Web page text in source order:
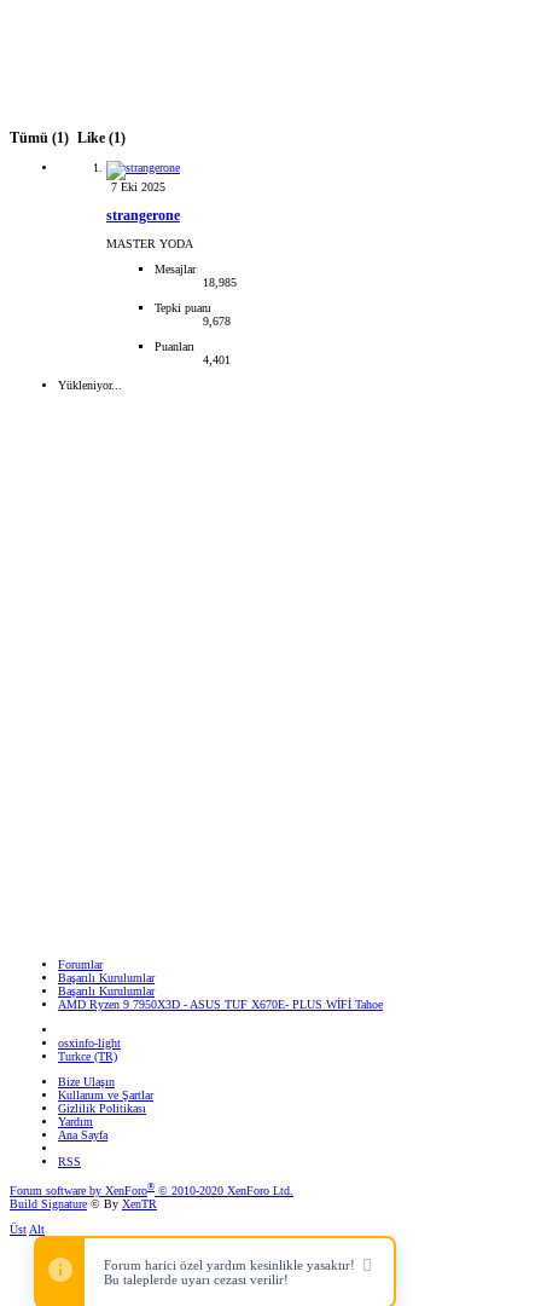
Tümü (1) Like (1)
7 Eki 2025
strangerone
MASTER YODA
Mesajlar
18,985
Tepki puanı
9,678
Puanları
4,401
Yükleniyor...
Forumlar
Başarılı Kurulumlar
Başarılı Kurulumlar
AMD Ryzen 9 7950X3D - ASUS TUF X670E- PLUS WİFİ Tahoe
osxinfo-light
Turkce (TR)
Bize Ulaşın
Kullanım ve Şartlar
Gizlilik Politikası
Yardım
Ana Sayfa
RSS
Forum software by XenForo® © 2010-2020 XenForo Ltd.
Build Signature © By XenTR
Üst Alt
Forum harici özel yardım kesinlikle yasaktır!
Bu taleplerde uyarı cezası verilir!